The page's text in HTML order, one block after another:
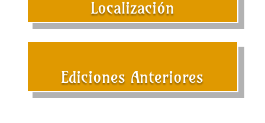
Localización
Ediciones Anteriores